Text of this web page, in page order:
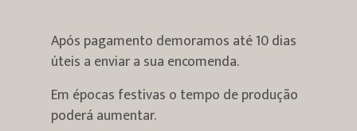
Após pagamento demoramos até 10 dias
úteis a enviar a sua encomenda.
Em épocas festivas o tempo de produção
poderá aumentar.